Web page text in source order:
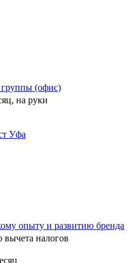
(офис)
на руки
Уфа
опыту и развитию бренда
вычета налогов